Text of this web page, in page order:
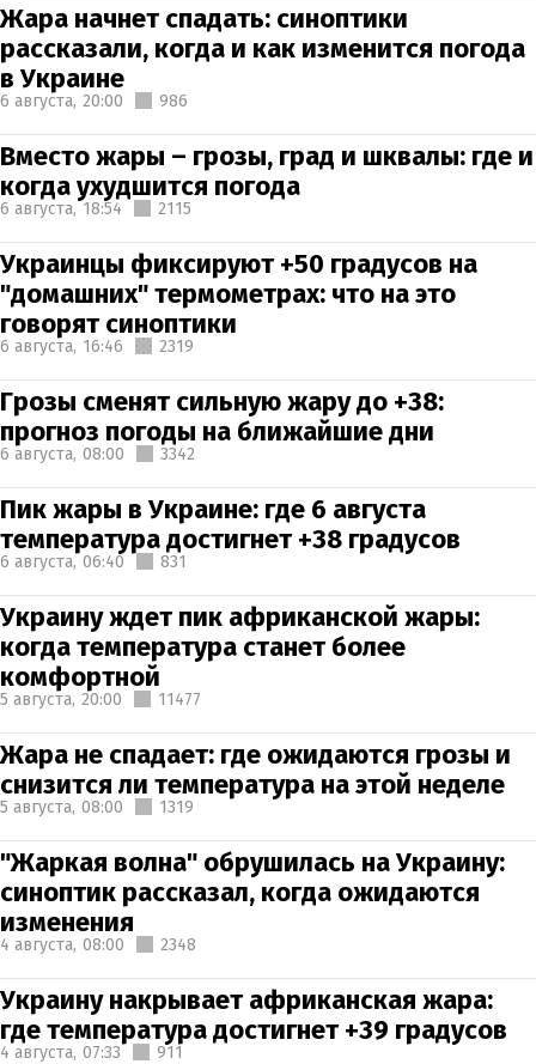
Жара начнет спадать: синоптики
рассказали, когда и как изменится погода
в Украине
6 августа, 20:00 986
Вместо жары – грозы, град и шквалы: где и
когда ухудшится погода
6 августа, 18:54 2115
Украинцы фиксируют +50 градусов на
"домашних" термометрах: что на это
говорят синоптики
6 августа, 16:46 2319
Грозы сменят сильную жару до +38:
прогноз погоды на ближайшие дни
6 августа, 08:00 3342
Пик жары в Украине: где 6 августа
температура достигнет +38 градусов
6 августа, 06:40 831
Украину ждет пик африканской жары:
когда температура станет более
комфортной
5 августа, 20:00 11477
Жара не спадает: где ожидаются грозы и
снизится ли температура на этой неделе
5 августа, 08:00 1319
"Жаркая волна" обрушилась на Украину:
синоптик рассказал, когда ожидаются
изменения
4 августа, 08:00 2348
Украину накрывает африканская жара:
где температура достигнет +39 градусов
4 августа, 07:33 911